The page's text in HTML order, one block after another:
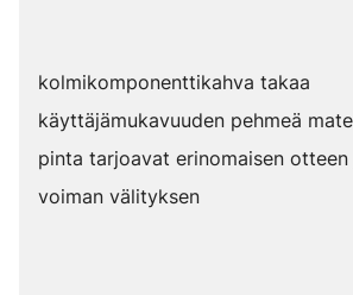
kolmikomponenttikahva takaa
käyttäjämukavuuden pehmeä
pinta tarjoavat erinomaisen otteen
voiman välityksen